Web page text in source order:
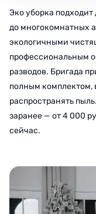
Эко уборка
до многокомнатных
экологичными
профессиональным
разводов. Бригада
полным комплектом,
распространять
заранее — от 4 000
сейчас.